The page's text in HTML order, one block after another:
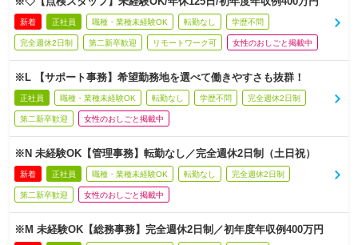
新着 正社員 職種・業種未経験OK 転勤なし 学歴不問
完全週休2日制 第二新卒歓迎 リモートワーク可 女性のおしごと掲載中
※L 【サポート事務】希望勤務地を選べて働きやすさも抜群！
正社員 職種・業種未経験OK 転勤なし 学歴不問 完全週休2日制
第二新卒歓迎 女性のおしごと掲載中
※N 未経験OK【管理事務】転勤なし／完全週休2日制（土日祝）
新着 正社員 職種・業種未経験OK 転勤なし 完全週休2日制
第二新卒歓迎 女性のおしごと掲載中
※M 未経験OK【総務事務】完全週休2日制／初年度年収例400万円